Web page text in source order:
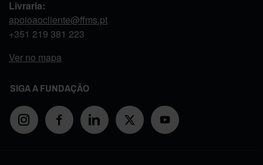
Livraria:
apoioaocliente@ffms.pt
+351 219 381 223
Ver no mapa
SIGA A FUNDAÇÃO